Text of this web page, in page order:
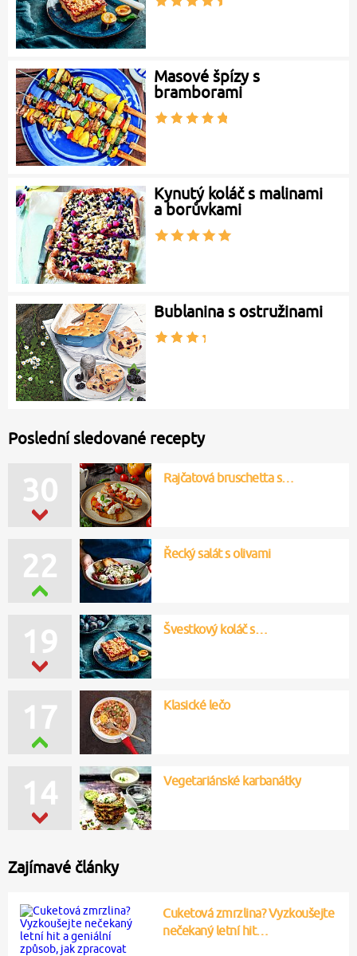
Masové špízy s
bramborami
Kynutý koláč s malinami
a borůvkami
Bublanina s ostružinami
Poslední sledované recepty
30 Rajčatová bruschetta s…
22 Řecký salát s olivami
19 Švestkový koláč s…
17 Klasické lečo
14 Vegetariánské karbanátky
Zajímavé články
Cuketová zmrzlina? Vyzkoušejte
nečekaný letní hit…